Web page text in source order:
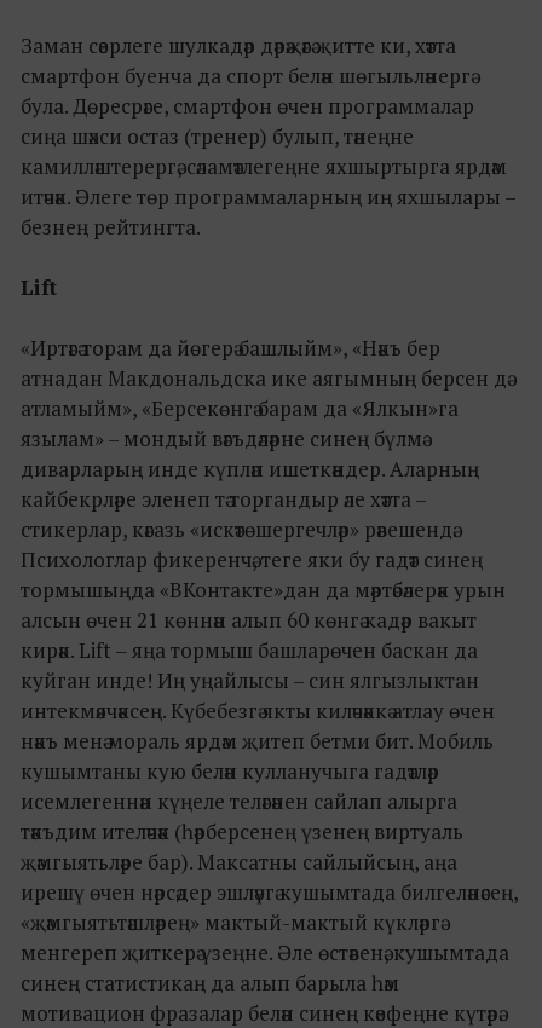
Заман сәерлеге шулкадәр дәрәҗәгә җитте ки, хәтта
смартфон буенча да спорт белән шөгыльләнергә
була. Дөресрәге, смартфон өчен программалар
сиңа шәхси остаз (тренер) булып, тәнеңне
камилләштерергә, сәламәтлегеңне яхшыртырга ярдәм
итәчәк. Әлеге төр программаларның иң яхшылары –
безнең рейтингта.
Lift
«Иртәгә торам да йөгерә башлыйм», «Нәкъ бер
атнадан Макдональдска ике аягымның берсен дә
атламыйм», «Берсекөнгә барам да «Ялкын»га
язылам» – мондый вәгъдәләрне синең бүлмә
диварларың инде күпләп ишеткәндер. Аларның
кайбекрләре эленеп тә торгандыр әле хәтта –
стикерлар, кәгазь «искәтөшергечләр» рәвешендә.
Психологлар фикеренчә, теге яки бу гадәт синең
тормышыңда «ВКонтакте»дан да мәртәбәлерәк урын
алсын өчен 21 көннән алып 60 көнгә кадәр вакыт
кирәк. Lift ‒ яңа тормыш башларөчен баскан да
куйган инде! Иң уңайлысы – син ялгызлыктан
интекмәячәксең. Күбебезгә якты киләчәккә атлау өчен
нәкъ менә мораль ярдәм җитеп бетми бит. Мобиль
кушымтаны кую белән кулланучыга гадәтләр
исемлегеннән күңеле теләгәнен сайлап алырга
тәкъдим ителәчәк (һәрберсенең үзенең виртуаль
җәмгыятьләре бар). Максатны сайлыйсың, аңа
ирешү өчен нәрсәдер эшләүгә кушымтада билгеләнәсең,
«җәмгыятьтәшләрең» мактый-мактый күкләргә
менгереп җиткерә үзеңне. Әле өстәвенә, кушымтада
синең статистикаң да алып барыла һәм
мотивацион фразалар белән синең кәефеңне күтәрә.